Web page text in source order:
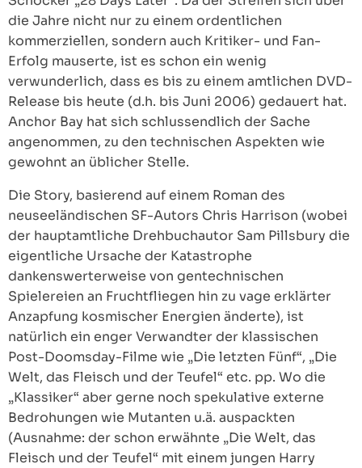
die Jahre nicht nur zu einem ordentlichen
kommerziellen, sondern auch Kritiker- und Fan-
Erfolg mauserte, ist es schon ein wenig
verwunderlich, dass es bis zu einem amtlichen DVD-
Release bis heute (d.h. bis Juni 2006) gedauert hat.
Anchor Bay hat sich schlussendlich der Sache
angenommen, zu den technischen Aspekten wie
gewohnt an üblicher Stelle.
Die Story, basierend auf einem Roman des
neuseeländischen SF-Autors Chris Harrison (wobei
der hauptamtliche Drehbuchautor Sam Pillsbury die
eigentliche Ursache der Katastrophe
dankenswerterweise von gentechnischen
Spielereien an Fruchtfliegen hin zu vage erklärter
Anzapfung kosmischer Energien änderte), ist
natürlich ein enger Verwandter der klassischen
Post-Doomsday-Filme wie „Die letzten Fünf“, „Die
Welt, das Fleisch und der Teufel“ etc. pp. Wo die
„Klassiker“ aber gerne noch spekulative externe
Bedrohungen wie Mutanten u.ä. auspackten
(Ausnahme: der schon erwähnte „Die Welt, das
Fleisch und der Teufel“ mit einem jungen Harry